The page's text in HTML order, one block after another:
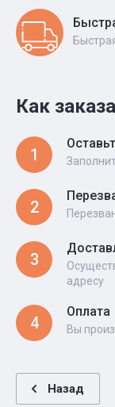
Как
1
2
3
адресу
4
Оплата
Вы
Назад